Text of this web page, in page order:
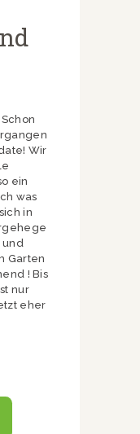
Wir
ein
was
in
und
Garten
! Bis
nur
eher